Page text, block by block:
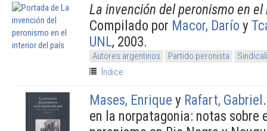
La invención del peronismo en
Compilado por Macor, Darío y
UNL, 2003.
Autores argentinos Partido peronista
Índice
Mases, Enrique y Rafart, Gabriel
en la norpatagonia: notas sobre